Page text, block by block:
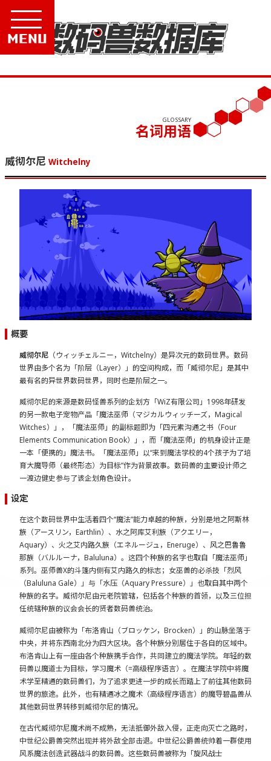
GLOSSARY
名词用语
威彻尔尼 Witchelny
概要
威彻尔尼 （ウィッチェルニー，Witchelny）是异次元的数码世界。数码
世界由多个名为「阶层（Layer）」的空间构成，而「威彻尔尼」是其中
最有名的异世界数码世界，同时也是阶层之一。
威彻尔尼的来源是数码怪兽系列的企划方「WiZ有限公司」1998年研发
的另一款电子宠物产品「魔法巫师（マジカルウィッチーズ，Magical
Witches）」，「魔法巫师」的副标题即为「四元素沟通之书（Four
Elements Communication Book）」，而「魔法巫师」的机身设计正是
一本「便携的」魔法书。「魔法巫师」以“来到魔法学校的4个孩子为了培
育大魔导师（最终形态）为目标”作为背景故事。数码兽的主要设计师之
一渡边健史参与了该企划角色设计。
设定
在这个数码世界中生活着四个“魔法”能力卓越的种族，分别是地之阿斯林
族（アースリン，Earthlin）、水之阿库艾利族（アクエリー，
Aquary）、火之艾内路久族（エネルージュ，Eneruge）、风之巴鲁鲁
那族（バルルーナ，Baluluna）。这四个种族的名字也取自「魔法巫师」
系列。巫师兽X的斗篷内侧有艾内路久的标志；女巫兽的必杀技「烈风
（Baluluna Gale）」与「水压（Aquary Pressure）」也取自其中两个
种族的名字。威彻尔尼由元老院管辖，包括各个种族的首领，以及三位担
任统辖种族的议会会长的贤者数码兽统治。
威彻尔尼由被称为「布洛肯山（ブロッケン，Brocken）」的山脉坐落于
中央，并将东西南北分为四大区块。各个种族分别居住于各自的区域中。
布洛肯山上有一座由各个种族携手合作，共同建立的魔法学院。年轻的数
码兽以魔道士为目标，学习魔术（=高级程序语言）。在魔法学院中将魔
术学至精通的数码兽们，为了追求更进一步的成长而踏上了前往其他数码
世界的旅途。此外，也有精通冰之魔术（高级程序语言）的魔导碧晶兽从
其他数码世界转移到威彻尔尼的情况。
在古代威彻尔尼魔术尚不成熟，无法抵御外敌入侵，正走向灭亡之路时，
中世纪公爵兽突然出现并将外敌全部击退。中世纪公爵兽统帅着一群使用
风系魔法创造武器战斗的数码兽。这些数码兽被称为「旋风战士